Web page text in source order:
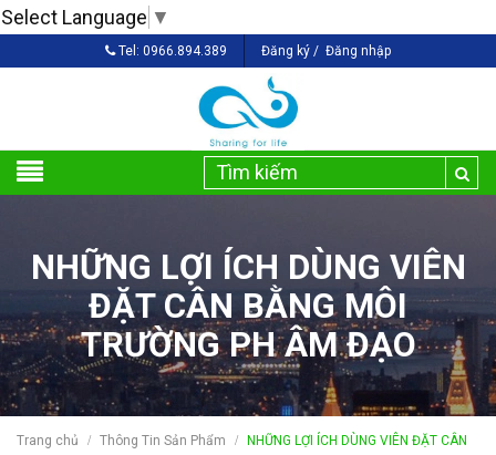
Select Language ▼
Tel: 0966.894.389 Đăng ký / Đăng nhập
NHỮNG LỢI ÍCH DÙNG VIÊN
ĐẶT CÂN BẰNG MÔI
TRƯỜNG PH ÂM ĐẠO
Trang chủ / Thông Tin Sản Phẩm /
NHỮNG LỢI ÍCH DÙNG VIÊN ĐẶT CÂN